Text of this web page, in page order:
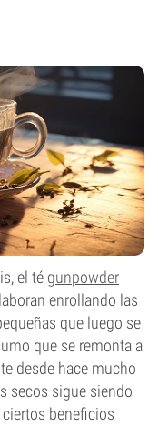
el té gunpowder
enrollando las
que luego se
que se remonta a
desde hace mucho
secos sigue siendo
beneficios